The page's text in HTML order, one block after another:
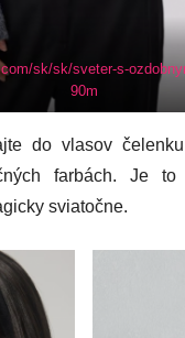
sk/sk/sveter-s-
90m
do vlasov
farbách. Je to
sviatočne.